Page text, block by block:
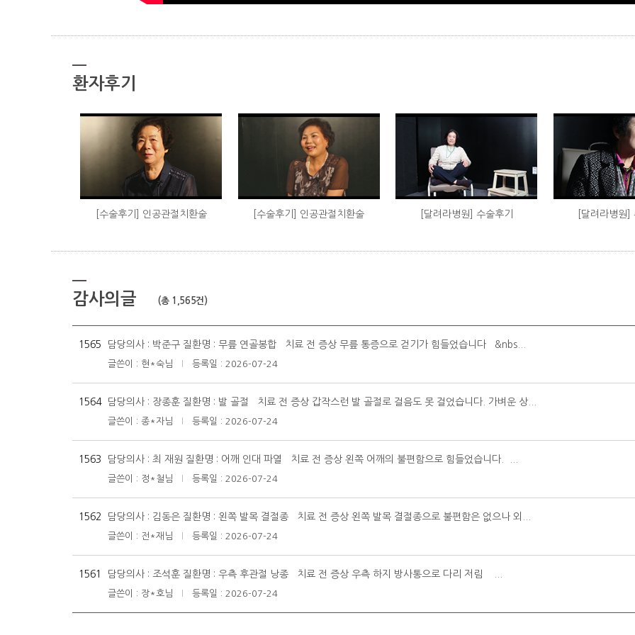
환자후기
[수술후기] 인공관절치환술 [수술후기] 인공관절치환술 [달려라병원] 수술후기 [달려라병원]
감사의글 (총 1,565건)
1565 담당의사 : 박준구 질환명 : 무릎 연골봉합 치료 전 증상 무릎 통증으로 걷기가 힘들었습니다 &nbs...
글쓴이 : 현*숙님 등록일 : 2026-07-24
1564 담당의사 : 장종훈 질환명 : 발 골절 치료 전 증상 갑작스런 발 골절로 걸음도 못 걸었습니다. 가벼운 상...
글쓴이 : 종*자님 등록일 : 2026-07-24
1563 담당의사 : 최 재원 질환명 : 어깨 인대 파열 치료 전 증상 왼쪽 어깨의 불편함으로 힘들었습니다. ...
글쓴이 : 정*철님 등록일 : 2026-07-24
1562 담당의사 : 김동은 질환명 : 왼쪽 발목 결절종 치료 전 증상 왼쪽 발목 결절종으로 불편함은 없으나 외...
글쓴이 : 전*재님 등록일 : 2026-07-24
1561 담당의사 : 조석훈 질환명 : 우측 후관절 낭종 치료 전 증상 우측 하지 방사통으로 다리 저림 ...
글쓴이 : 장*호님 등록일 : 2026-07-24